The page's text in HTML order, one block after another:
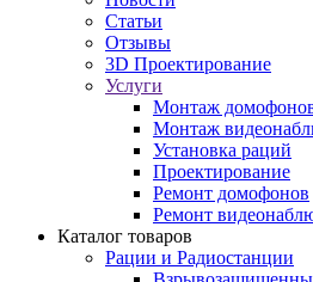
Статьи
Отзывы
3D Проектирование
Услуги
Монтаж
Монтаж
Установка раций
Проектирование
Ремонт домофонов
Ремонт
Каталог товаров
Рации и Радиостанции